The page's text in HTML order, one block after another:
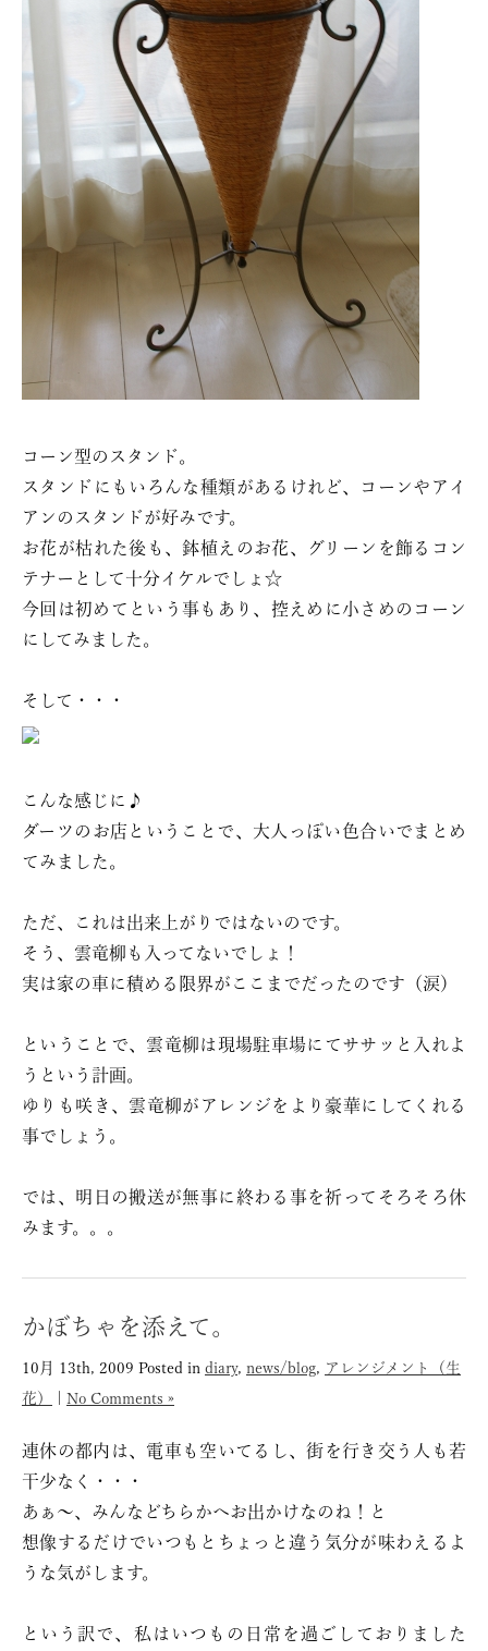
コーン型のスタンド。
スタンドにもいろんな種類があるけれど、コーンやアイ
アンのスタンドが好みです。
お花が枯れた後も、鉢植えのお花、グリーンを飾るコン
テナーとして十分イケルでしょ☆
今回は初めてという事もあり、控えめに小さめのコーン
にしてみました。
そして・・・
こんな感じに♪
ダーツのお店ということで、大人っぽい色合いでまとめ
てみました。
ただ、これは出来上がりではないのです。
そう、雲竜柳も入ってないでしょ！
実は家の車に積める限界がここまでだったのです（涙）
ということで、雲竜柳は現場駐車場にてササッと入れよ
うという計画。
ゆりも咲き、雲竜柳がアレンジをより豪華にしてくれる
事でしょう。
では、明日の搬送が無事に終わる事を祈ってそろそろ休
みます。。。
かぼちゃを添えて。
10月 13th, 2009 Posted in diary, news/blog
アレンジメント（生
花）
No Comments »
連休の都内は、電車も空いてるし、街を行き交う人も若
干少なく・・・
あぁ〜、みんなどちらかへお出かけなのね！と
想像するだけでいつもとちょっと違う気分が味わえるよ
うな気がします。
という訳で、私はいつもの日常を過ごしておりました